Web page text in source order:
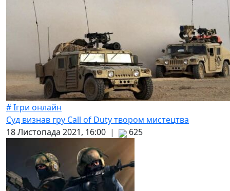
# Ігри онлайн
Суд визнав гру Call of Duty твором мистецтва
18 Листопада 2021, 16:00 |
625